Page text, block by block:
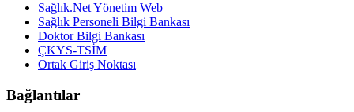
Sağlık.Net Yönetim Web
Sağlık Personeli Bilgi Bankası
Doktor Bilgi Bankası
ÇKYS-TSİM
Ortak Giriş Noktası
Bağlantılar